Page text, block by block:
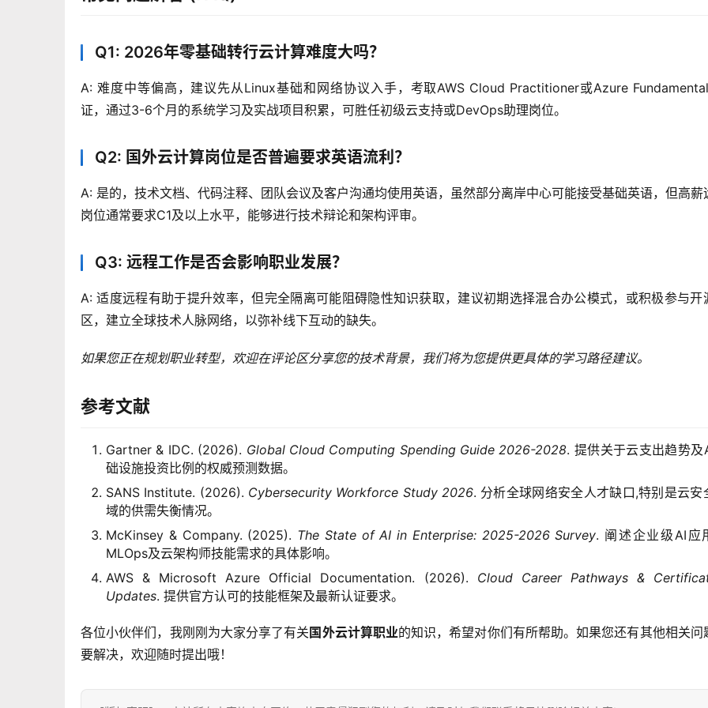
Q1: 2026年零基础转行云计算难度大吗？
A: 难度中等偏高，建议先从Linux基础和网络协议入手，考取AWS Cloud Practitioner或Azure
证，通过3-6个月的系统学习及实战项目积累，可胜任初级云支持或DevOps助理岗位。
Q2: 国外云计算岗位是否普遍要求英语流利？
A: 是的，技术文档、代码注释、团队会议及客户沟通均使用英语，虽然部分离岸中心可能接受基础英语，但高薪
岗位通常要求C1及以上水平，能够进行技术辩论和架构评审。
Q3: 远程工作是否会影响职业发展？
A: 适度远程有助于提升效率，但完全隔离可能阻碍隐性知识获取，建议初期选择混合办公模式，或积极参与开
区，建立全球技术人脉网络，以弥补线下互动的缺失。
如果您正在规划职业转型，欢迎在评论区分享您的技术背景，我们将为您提供更具体的学习路径建议。
参考文献
Gartner & IDC. (2026). Global Cloud Computing Spending Guide 2026-2028. 提供关于云支出趋势及
础设施投资比例的权威预测数据。
SANS Institute. (2026). Cybersecurity Workforce Study 2026. 分析全球网络安全人才缺口,特别是云安
域的供需失衡情况。
McKinsey & Company. (2025). The State of AI in Enterprise: 2025-2026 Survey. 阐述企业级AI应
MLOps及云架构师技能需求的具体影响。
AWS & Microsoft Azure Official Documentation. (2026). Cloud Career Pathways &
Updates. 提供官方认可的技能框架及最新认证要求。
各位小伙伴们，我刚刚为大家分享了有关 国外云计算职业的知识，希望对你们有所帮助。如果您还有其他相关问
要解决，欢迎随时提出哦！